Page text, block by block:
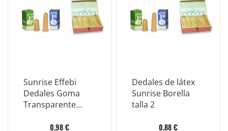
Sunrise Effebi
Dedales Goma
Transparente
0,98 €
Dedales de látex
Sunrise Borella
talla 2
0,88 €